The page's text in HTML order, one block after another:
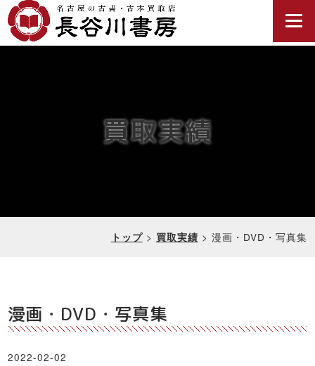
買取実績
トップ> 買取実績 > 漫画・DVD・写真集
漫画・DVD・写真集
2022-02-02